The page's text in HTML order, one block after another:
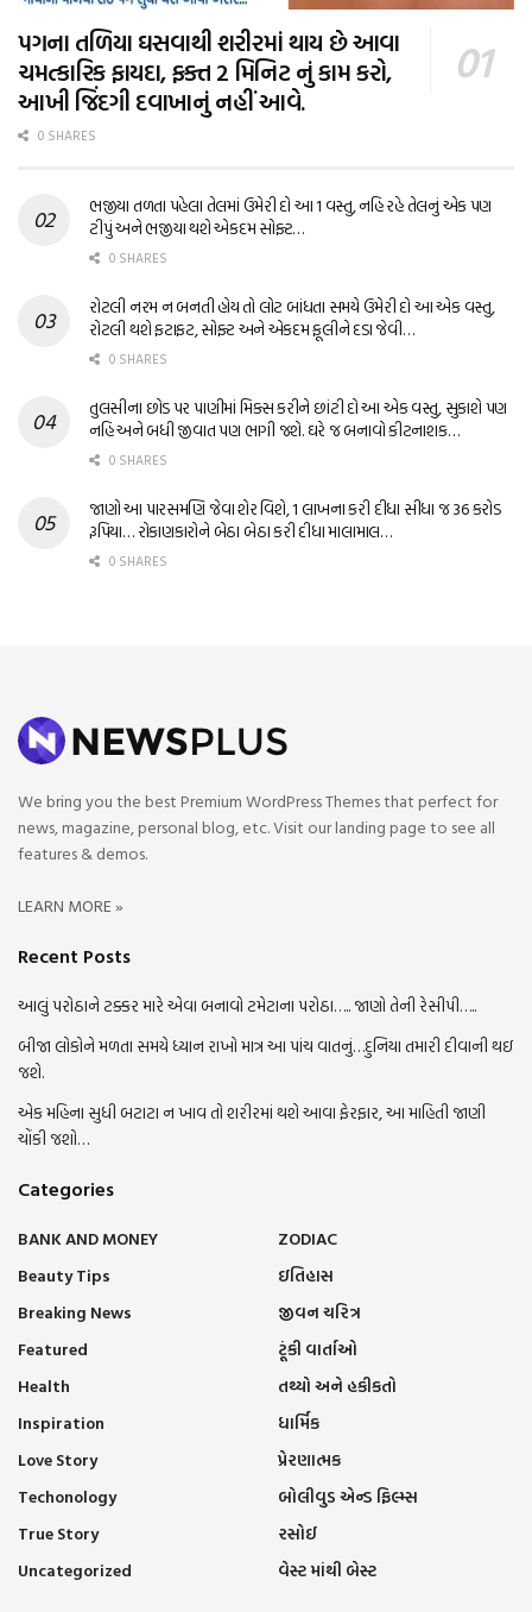
પગના તળિયા ઘસવાથી શરીરમાં થાય છે આવા
ચમત્કારિક ફાયદા, ફક્ત 2 મિનિટ નું કામ કરો,
આખી જિંદગી દવાખાનું નહીં આવે.
0 SHARES
ભજીયા તળતા પહેલા તેલમાં ઉમેરી દો આ 1 વસ્તુ, નહિ રહે તેલનું એક પણ
ટીપું અને ભજીયા થશે એકદમ સોફ્ટ…
0 SHARES
રોટલી નરમ ન બનતી હોય તો લોટ બાંધતા સમયે ઉમેરી દો આ એક વસ્તુ,
રોટલી થશે ફટાફટ, સોફ્ટ અને એકદમ ફૂલીને દડા જેવી…
0 SHARES
તુલસીના છોડ પર પાણીમાં મિક્સ કરીને છાંટી દો આ એક વસ્તુ, સુકાશે પણ
નહિ અને બધી જીવાત પણ ભાગી જશે. ઘરે જ બનાવો કીટનાશક…
0 SHARES
જાણો આ પારસમણિ જેવા શેર વિશે, 1 લાખના કરી દીધા સીધા જ 36 કરોડ
રૂપિયા… રોકાણકારોને બેઠા બેઠા કરી દીધા માલામાલ…
0 SHARES
We bring you the best Premium WordPress Themes that perfect for
news, magazine, personal blog, etc. Visit our landing page to see all
features & demos.
LEARN MORE »
Recent Posts
આલું પરોઠાને ટક્કર મારે એવા બનાવો ટમેટાના પરોઠા….. જાણો તેની રેસીપી…..
બીજા લોકોને મળતા સમયે ધ્યાન રાખો માત્ર આ પાંચ વાતનું…દુનિયા તમારી દીવાની થઇ
જશે.
એક મહિના સુધી બટાટા ન ખાવ તો શરીરમાં થશે આવા ફેરફાર, આ માહિતી જાણી
ચોંકી જશો…
Categories
BANK AND MONEY
Beauty Tips
Breaking News
Featured
Health
Inspiration
Love Story
Techonology
True Story
Uncategorized
ZODIAC
ઇતિહાસ
જીવન ચરિત્ર
ટૂંકી વાર્તાઓ
તથ્યો અને હકીકતો
ધાર્મિક
પ્રેરણાત્મક
બોલીવુડ એન્ડ ફિલ્મ્સ
રસોઈ
વેસ્ટ માંથી બેસ્ટ